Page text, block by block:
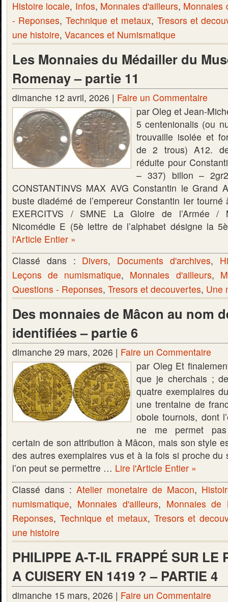
Histoire locale, Infos, Monnaies d'ailleurs, Monnaies
- Reponses, Technique et metaux, Tresors et
une histoire, Vacances et Numismatique
Les Monnaies du Médailler du
Romenay – partie 11
dimanche 12 avril, 2026 | Faire un Commentaire
par Oleg et Jean-
5 centenionalis (ou
trouvaille isolée et
de 2 trous) A12.
réduite pour
– 337) billon –
CONSTANTINVS MAX AVG Constantin le Grand
buste diadémé de l’empereur Constantin Ier
EXERCITVS / SMNE La Gloire de l’Armée /
Nicomédie E (5è lettre de l’alphabet désigne la
l'Article Entier »
Classé dans : Divers, Documents d'archives,
Leçons de numismatique, Monnaies d'ailleurs,
Questions - Reponses, Tresors et decouvertes, Une
Des monnaies de Mâcon au nom
identifiées – partie 6
dimanche 29 mars, 2026 | Faire un Commentaire
par Oleg Et
que je cherchais ;
quatre exemplaires
une trentaine de
obole tournois, dont
ne me permet pas
certain de son attribution à Mâcon, mais son style
des autres exemplaires vus et à la fois si proche du
l’on peut se permettre … Lire l'Article Entier »
Classé dans : Atelier monetaire de Macon,
numismatique, Monnaies d'ailleurs, Monnaies de
Reponses, Technique et metaux, Tresors et
une histoire
PHILIPPE A-T-IL FRAPPÉ SUR LE
A CUISERY EN 1419 ? – PARTIE 4
dimanche 15 mars, 2026 | Faire un Commentaire